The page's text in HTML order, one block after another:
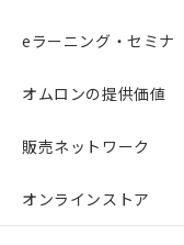
eラーニング・セミナ
オムロンの提供価値
販売ネットワーク
オンラインストア